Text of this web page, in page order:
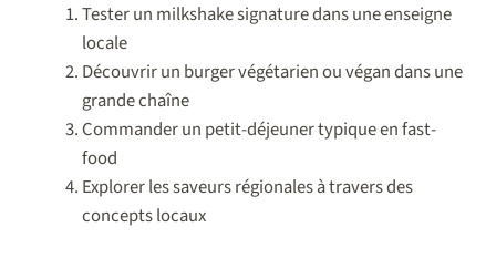
Tester un milkshake signature dans une enseigne
locale
Découvrir un burger végétarien ou végan dans une
grande chaîne
Commander un petit-déjeuner typique en fast-
food
Explorer les saveurs régionales à travers des
concepts locaux